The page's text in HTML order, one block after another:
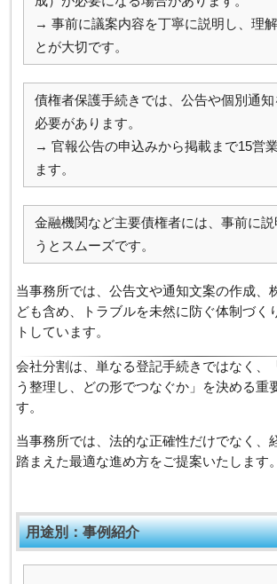
→ 事前に議案内容を丁寧に説明し、理
とが大切です。
債権者保護手続きでは、公告や個別通知
必要があります。
→ 官報公告の申込みから掲載まで15営
ます。
金融機関など主要債権者には、事前に
うとスムーズです。
当事務所では、公告文や通知文案の作成、
ども含め、トラブルを未然に防ぐ体制づく
トしています。
会社分割は、単なる登記手続きではなく、
う整理し、どの形でつなぐか」を決める重
す。
当事務所では、法的な正確性だけでなく、
踏まえた最適な進め方をご提案いたします。
用途別：事例紹介